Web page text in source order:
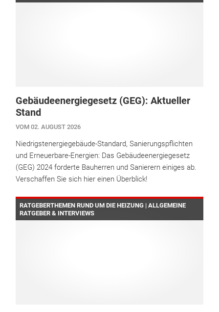
Gebäudeenergiegesetz (GEG): Aktueller
Stand
VOM 02. AUGUST 2026
Niedrigstenergiegebäude-Standard, Sanierungspflichten
und Erneuerbare-Energien: Das Gebäudeenergiegesetz
(GEG) 2024 forderte Bauherren und Sanierern einiges ab.
Verschaffen Sie sich hier einen Überblick!
RATGEBERTHEMEN RUND UM DIE HEIZUNG | ALLGEMEINE
RATGEBER & INTERVIEWS